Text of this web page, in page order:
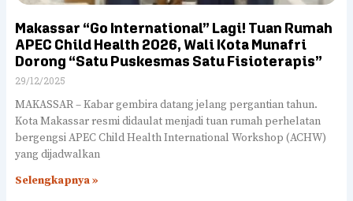
Makassar “Go International” Lagi! Tuan Rumah
APEC Child Health 2026, Wali Kota Munafri
Dorong “Satu Puskesmas Satu Fisioterapis”
29/12/2025
MAKASSAR – Kabar gembira datang jelang pergantian tahun.
Kota Makassar resmi didaulat menjadi tuan rumah perhelatan
bergengsi APEC Child Health International Workshop (ACHW)
yang dijadwalkan
Selengkapnya »